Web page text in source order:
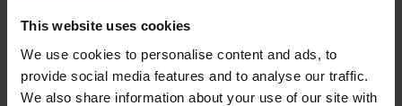
This website uses cookies
We use cookies to personalise content and ads, to
provide social media features and to analyse our traffic.
We also share information about your use of our site with
-30/+115 °C
Elektrischer Anschluss